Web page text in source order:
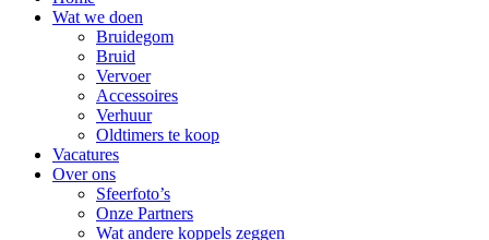
Menu
Wat we doen
Bruidegom
Bruid
Vervoer
Accessoires
Verhuur
Oldtimers te koop
Vacatures
Over ons
Sfeerfoto’s
Onze Partners
Wat andere koppels zeggen